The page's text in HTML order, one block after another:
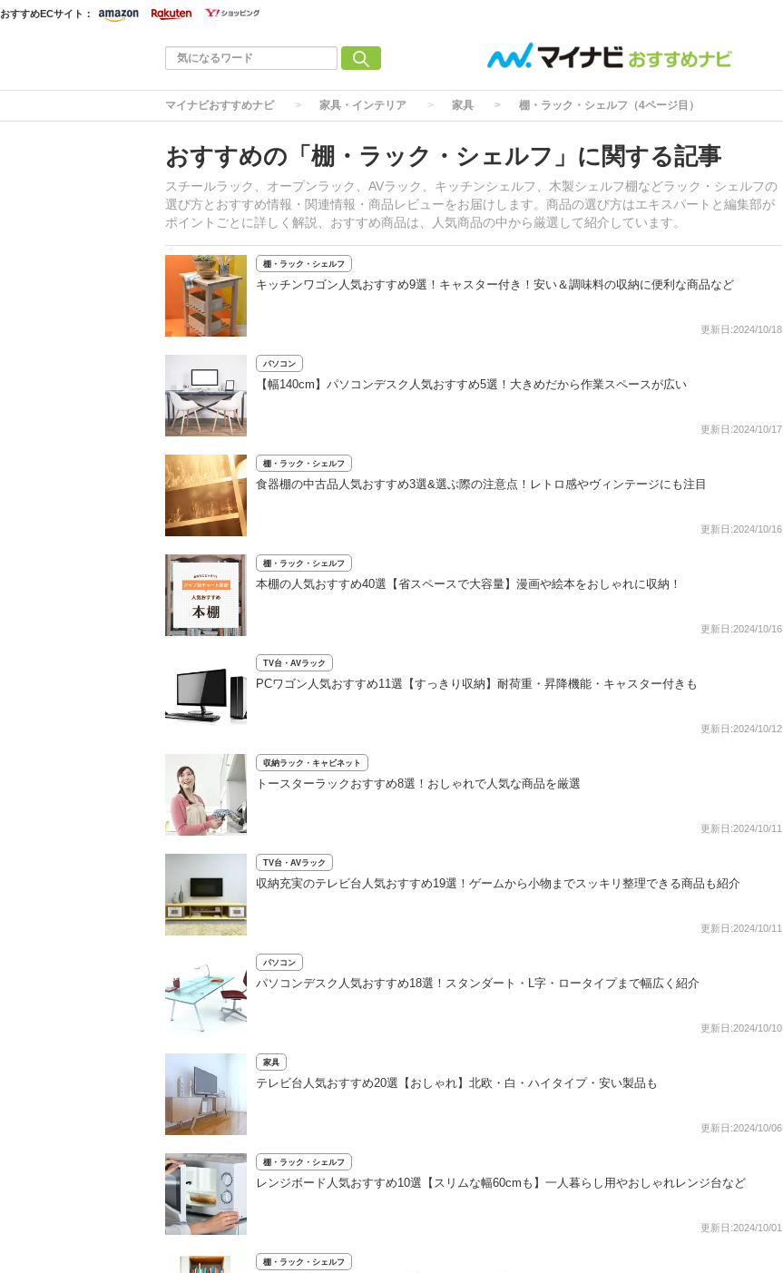
おすすめECサイト：
マイナビおすすめナビ 家具・インテリア 家具 棚・ラック・シェルフ（4ページ目）
おすすめの「棚・ラック・シェルフ」に関する記事
スチールラック、オープンラック、AVラック、キッチンシェルフ、木製シェルフ棚などラック・シェルフの
選び方とおすすめ情報・関連情報・商品レビューをお届けします。商品の選び方はエキスパートと編集部が
ポイントごとに詳しく解説、おすすめ商品は、人気商品の中から厳選して紹介しています。
棚・ラック・シェルフ
キッチンワゴン人気おすすめ9選！キャスター付き！安い＆調味料の収納に便利な商品など
更新日:2024/10/18
パソコン
【幅140cm】パソコンデスク人気おすすめ5選！大きめだから作業スペースが広い
更新日:2024/10/17
棚・ラック・シェルフ
食器棚の中古品人気おすすめ3選&選ぶ際の注意点！レトロ感やヴィンテージにも注目
更新日:2024/10/16
棚・ラック・シェルフ
本棚の人気おすすめ40選【省スペースで大容量】漫画や絵本をおしゃれに収納！
更新日:2024/10/16
TV台・AVラック
PCワゴン人気おすすめ11選【すっきり収納】耐荷重・昇降機能・キャスター付きも
更新日:2024/10/12
収納ラック・キャビネット
トースターラックおすすめ8選！おしゃれで人気な商品を厳選
更新日:2024/10/11
TV台・AVラック
収納充実のテレビ台人気おすすめ19選！ゲームから小物までスッキリ整理できる商品も紹介
更新日:2024/10/11
パソコン
パソコンデスク人気おすすめ18選！スタンダート・L字・ロータイプまで幅広く紹介
更新日:2024/10/10
家具
テレビ台人気おすすめ20選【おしゃれ】北欧・白・ハイタイプ・安い製品も
更新日:2024/10/06
棚・ラック・シェルフ
レンジボード人気おすすめ10選【スリムな幅60cmも】一人暮らし用やおしゃれレンジ台など
更新日:2024/10/01
棚・ラック・シェルフ